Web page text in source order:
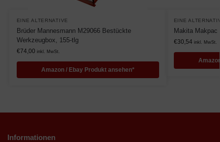
EINE ALTERNATIVE
Brüder Mannesmann M29066 Bestückte
Werkzeugbox, 155-tlg
€74,00 inkl. MwSt.
Amazon / Ebay Produkt ansehen*
EINE
Makita Makpac
€30,54 inkl. MwSt.
Informationen